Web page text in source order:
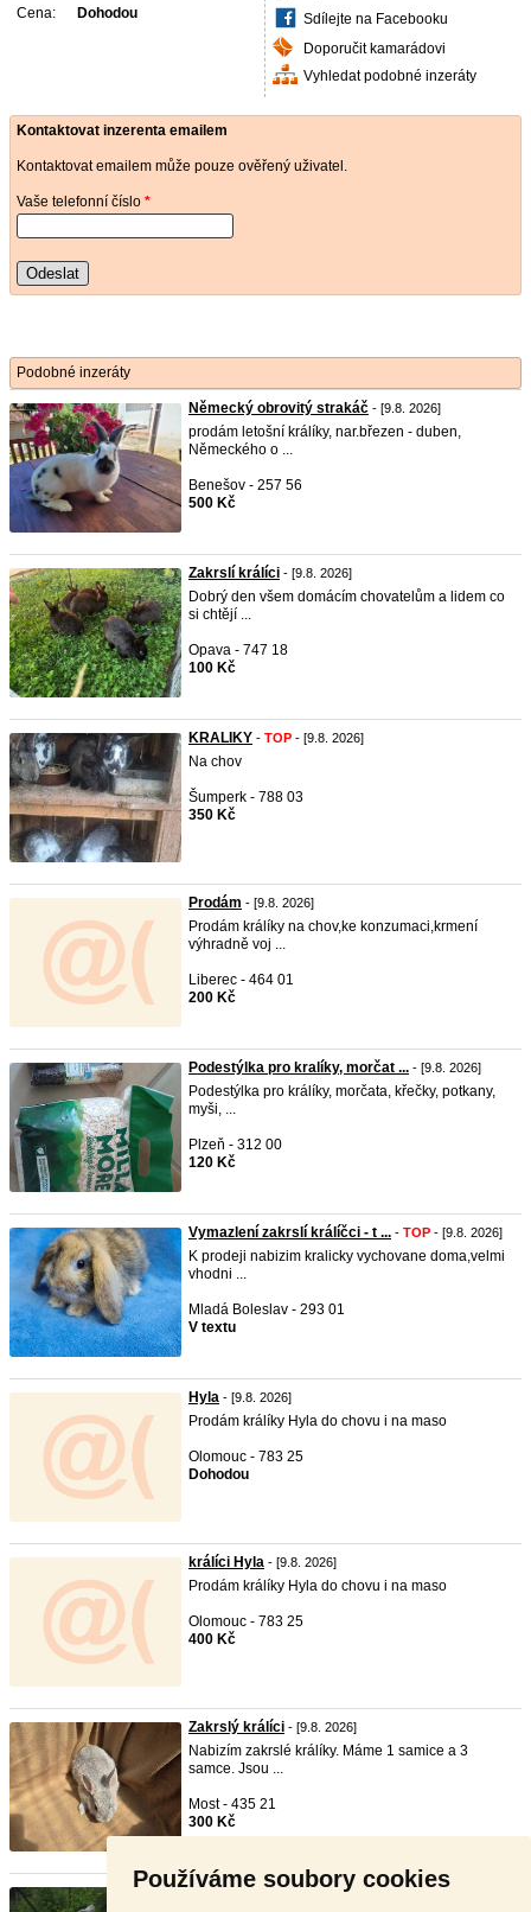
Používáme soubory cookies
Cena: Dohodou
Sdílejte na Facebooku
Doporučit kamarádovi
Vyhledat podobné inzeráty
Kontaktovat inzerenta emailem
Kontaktovat emailem může pouze ověřený uživatel.
Vaše telefonní číslo *
Odeslat
Podobné inzeráty
Německý obrovitý strakáč - [9.8. 2026]
prodám letošní králíky, nar.březen - duben,
Německého o ...
Benešov - 257 56
500 Kč
Zakrslí králíci - [9.8. 2026]
Dobrý den všem domácím chovatelům a lidem co
si chtějí ...
Opava - 747 18
100 Kč
KRALIKY - TOP - [9.8. 2026]
Na chov
Šumperk - 788 03
350 Kč
Prodám - [9.8. 2026]
Prodám králíky na chov,ke konzumaci,krmení
výhradně voj ...
Liberec - 464 01
200 Kč
Podestýlka pro kralíky, morčat ... - [9.8. 2026]
Podestýlka pro králíky, morčata, křečky, potkany,
myši, ...
Plzeň - 312 00
120 Kč
Vymazlení zakrslí králíčci - t ... - TOP - [9.8. 2026]
K prodeji nabizim kralicky vychovane doma,velmi
vhodni ...
Mladá Boleslav - 293 01
V textu
Hyla - [9.8. 2026]
Prodám králíky Hyla do chovu i na maso
Olomouc - 783 25
Dohodou
králíci Hyla - [9.8. 2026]
Prodám králíky Hyla do chovu i na maso
Olomouc - 783 25
400 Kč
Zakrslý králíci - [9.8. 2026]
Nabizím zakrslé králíky. Máme 1 samice a 3
samce. Jsou ...
Most - 435 21
300 Kč
Králíci masných plemen k chovu ...